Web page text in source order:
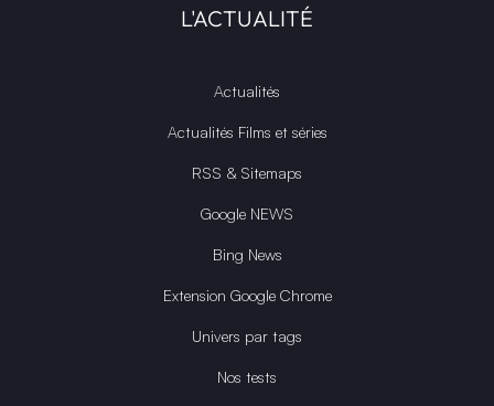
L'ACTUALITÉ
Actualités
Actualités Films et séries
RSS & Sitemaps
Google NEWS
Bing News
Extension Google Chrome
Univers par tags
Nos tests